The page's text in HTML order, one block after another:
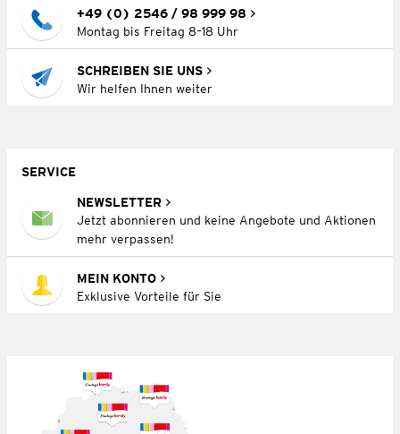
+49 (0) 2546 / 98 999 98
Montag bis Freitag 8–18 Uhr
SCHREIBEN SIE UNS
Wir helfen Ihnen weiter
SERVICE
NEWSLETTER
Jetzt abonnieren und keine Angebote und Aktionen
mehr verpassen!
MEIN KONTO
Exklusive Vorteile für Sie